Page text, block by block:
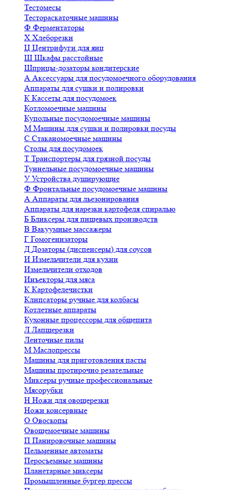
Тестомесы
Тестораскаточные машины
Ф Ферментаторы
Х Хлеборезки
Ц Центрифуги для яиц
Ш Шкафы расстойные
Шприцы-дозаторы кондитерские
А Аксессуары для посудомоечного оборудования
Аппараты для сушки и полировки
К Кассеты для посудомоек
Котломоечные машины
Купольные посудомоечные машины
М Машины для сушки и полировки посуды
С Стаканомоечные машины
Столы для посудомоек
Т Транспортеры для грязной посуды
Туннельные посудомоечные машины
У Устройства душирующие
Ф Фронтальные посудомоечные машины
А Аппараты для льезонирования
Аппараты для нарезки картофеля спиралью
Б Бликсеры для пищевых производств
В Вакуумные массажеры
Г Гомогенизаторы
Д Дозаторы (диспенсеры) для соусов
И Измельчители для кухни
Измельчители отходов
Инъекторы для мяса
К Картофелечистки
Клипсаторы ручные для колбасы
Котлетные аппараты
Кухонные процессоры для общепита
Л Лапшерезки
Ленточные пилы
М Маслопрессы
Машины для приготовления пасты
Машины протирочно резательные
Миксеры ручные профессиональные
Мясорубки
Н Ножи для овощерезки
Ножи консервные
О Овоскопы
Овощемоечные машины
П Панировочные машины
Пельменные автоматы
Перосъемные машины
Планетарные миксеры
Промышленные бургер прессы